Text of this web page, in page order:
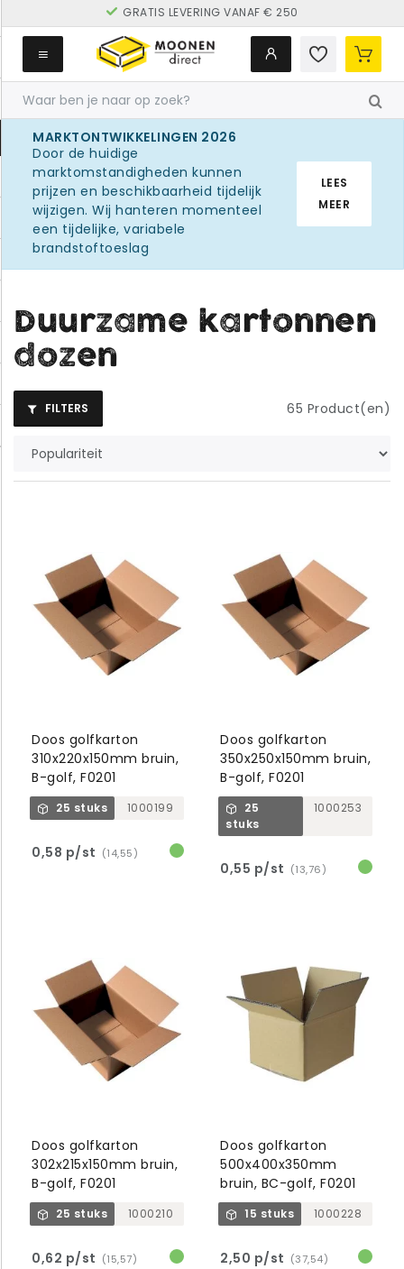
GRATIS LEVERING VANAF € 250
MARKTONTWIKKELINGEN 2026
Door de huidige
marktomstandigheden kunnen
prijzen en beschikbaarheid tijdelijk
wijzigen. Wij hanteren momenteel
een tijdelijke, variabele
brandstoftoeslag
LEES
MEER
Duurzame kartonnen
dozen
FILTERS 65 Product(en)
Doos golfkarton
310x220x150mm bruin,
B-golf, F0201
25 stuks 1000199
0,58 p/st (14,55)
Doos golfkarton
350x250x150mm bruin,
B-golf, F0201
25
stuks
1000253
0,55 p/st (13,76)
Doos golfkarton
302x215x150mm bruin,
B-golf, F0201
25 stuks 1000210
0,62 p/st (15,57)
Doos golfkarton
500x400x350mm
bruin, BC-golf, F0201
15 stuks 1000228
2,50 p/st (37,54)